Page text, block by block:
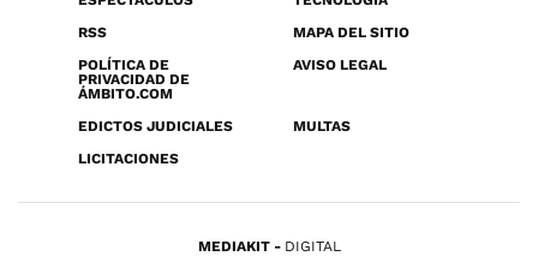
RSS
MAPA DEL SITIO
POLÍTICA DE
PRIVACIDAD DE
ÁMBITO.COM
AVISO LEGAL
EDICTOS JUDICIALES
MULTAS
LICITACIONES
MEDIAKIT DIGITAL